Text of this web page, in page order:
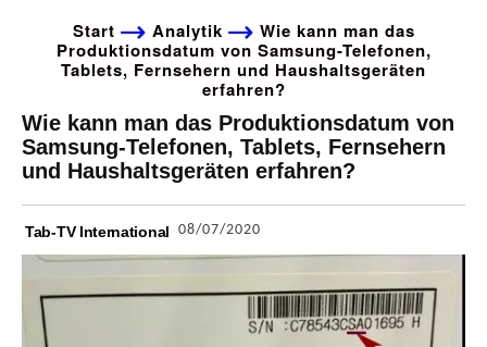
Start Analytik
Wie kann man das
Produktionsdatum von Samsung-Telefonen,
Tablets, Fernsehern und Haushaltsgeräten
erfahren?
Wie kann man das Produktionsdatum von
Samsung-Telefonen, Tablets, Fernsehern
und Haushaltsgeräten erfahren?
Tab-TV International 08/07/2020